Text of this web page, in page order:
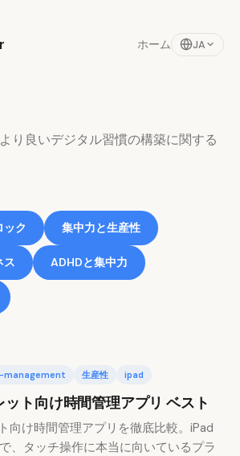
ホーム JA
り良いデジタル習慣の構築に関する
ック 集中力と生産性
ス ADHDと集中力
生産性 ipad
ト向け時間管理アプリ ベスト
向け時間管理アプリを徹底比較。iPad
、タッチ操作に本当に向いているプラ